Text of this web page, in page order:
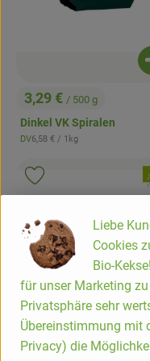
, Preis:
3,29 € / 500 g
Dinkel VK Spiralen
, Herkunft:
DV, Referenzpreis:
6,58 € / 1kg
,
Produkt zu Favouriten
Liebe
Cookies
Bio-
für unser Marketing
Privatsphäre sehr
Übereinstimmung mit
Privacy) die